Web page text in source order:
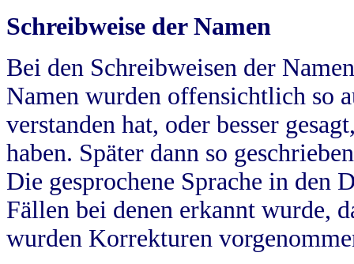
Schreibweise der Namen
Bei den Schreibweisen der
Namen wurden offensichtlich so
verstanden hat, oder besser
haben. Später dann so
Die gesprochene Sprache in
Fällen bei denen erkannt wurde,
wurden Korrekturen